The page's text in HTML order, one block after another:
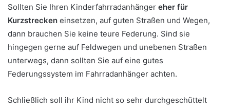
Sollten Sie Ihren Kinderfahrradanhänger eher für
Kurzstrecken einsetzen, auf guten Straßen und Wegen,
dann brauchen Sie keine teure Federung. Sind sie
hingegen gerne auf Feldwegen und unebenen Straßen
unterwegs, dann sollten Sie auf eine gutes
Federungssystem im Fahrradanhänger achten.
Schließlich soll ihr Kind nicht so sehr durchgeschüttelt